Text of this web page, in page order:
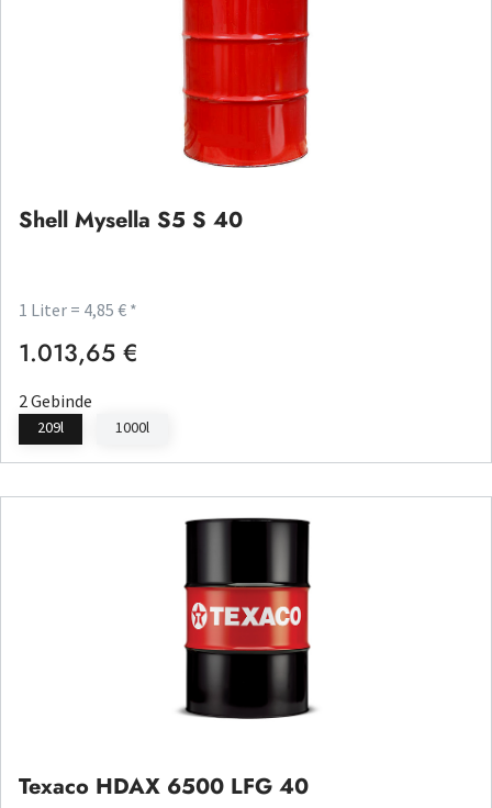
Shell Mysella S5 S 40
1 Liter = 4,85 € *
Regulärer Preis:
1.013,65 €
2 Gebinde
209l 1000l
Texaco HDAX 6500 LFG 40